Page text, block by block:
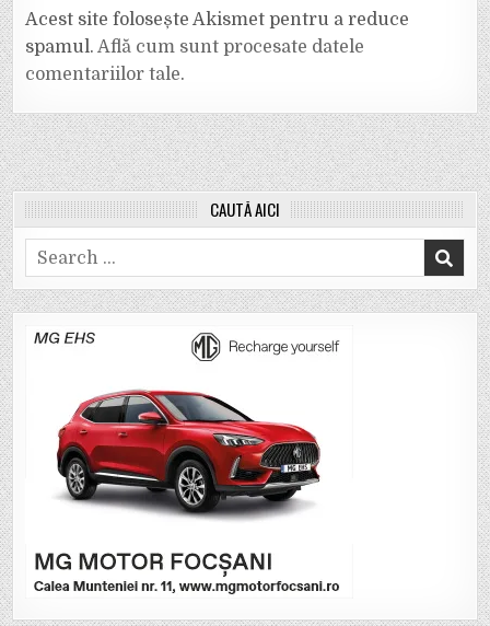
Acest site folosește Akismet pentru a reduce
spamul.Află cum sunt procesate datele
comentariilor tale.
CAUTĂ AICI
Search
for: